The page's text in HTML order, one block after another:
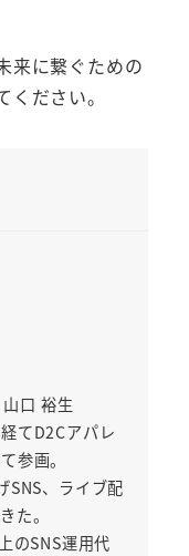
来に繋ぐための
ださい。
口 裕生
てD2Cアパレ
参画。
SNS、ライブ配
た。
のSNS運用代